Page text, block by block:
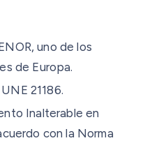
uno de los
de Europa.
21186.
Inalterable en
con la Norma